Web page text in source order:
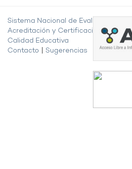
Sistema Nacional de Evaluación,
Acreditación y Certificación de la
Calidad Educativa
Contacto
Sugerencias